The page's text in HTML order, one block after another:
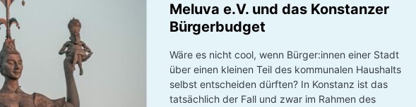
Meluva e.V. und das Konstanzer
Bürgerbudget
Wäre es nicht cool, wenn Bürger:innen einer Stadt
über einen kleinen Teil des kommunalen Haushalts
selbst entscheiden dürften? In Konstanz ist das
tatsächlich der Fall und zwar im Rahmen des